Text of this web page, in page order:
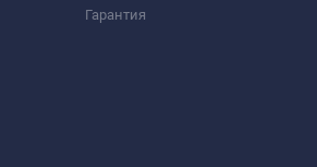
Гарантия